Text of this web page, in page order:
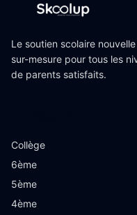
Le soutien scolaire
sur-mesure pour tous les
de parents satisfaits.
Collège
6ème
5ème
4ème